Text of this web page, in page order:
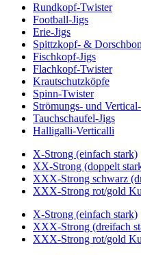
Rundkopf-Twister
Football-Jigs
Erie-Jigs
Spittzkopf- &
Fischkopf-Jigs
Flachkopf-Twister
Krautschutzköpfe
Spinn-Twister
Strömungs- und
Tauchschaufel-Jigs
Halligalli-Verticalli
X-Strong (einfach stark)
XX-Strong (doppelt
XXX-Strong schwarz
XXX-Strong rot/gold
X-Strong (einfach stark)
XXX-Strong (dreifach
XXX-Strong rot/gold